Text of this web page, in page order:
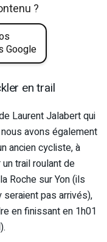
?
Google
en trail
Laurent Jalabert qui
avons également
ancien cycliste, à
trail roulant de
Roche sur Yon (ils
seraient pas arrivés),
en finissant en 1h01